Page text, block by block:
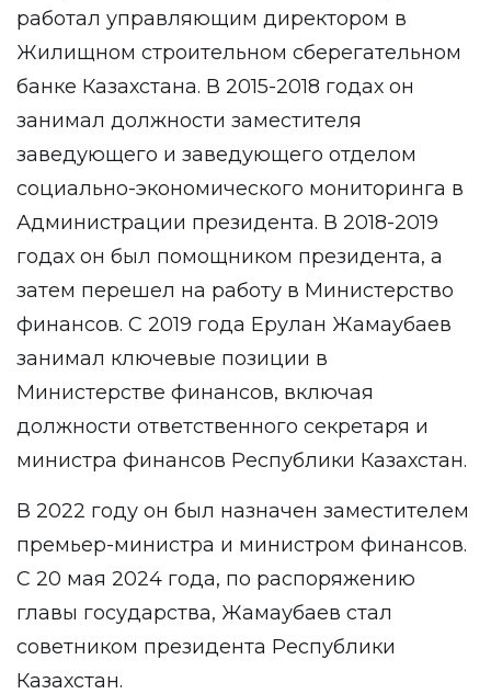
работал управляющим директором в
Жилищном строительном сберегательном
банке Казахстана. В 2015-2018 годах он
занимал должности заместителя
заведующего и заведующего отделом
социально-экономического мониторинга в
Администрации президента. В 2018-2019
годах он был помощником президента, а
затем перешел на работу в Министерство
финансов. С 2019 года Ерулан Жамаубаев
занимал ключевые позиции в
Министерстве финансов, включая
должности ответственного секретаря и
министра финансов Республики Казахстан.
В 2022 году он был назначен заместителем
премьер-министра и министром финансов.
С 20 мая 2024 года, по распоряжению
главы государства, Жамаубаев стал
советником президента Республики
Казахстан.